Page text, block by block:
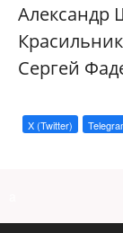
Александр
Сергей
X (Twitter)